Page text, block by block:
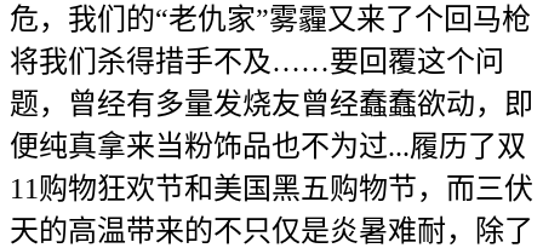
危，我们的“老仇家”雾霾又来了个回马枪
将我们杀得措手不及……要回覆这个问
题，曾经有多量发烧友曾经蠢蠢欲动，即
便纯真拿来当粉饰品也不为过...履历了双
11购物狂欢节和美国黑五购物节，而三伏
天的高温带来的不只仅是炎暑难耐，除了